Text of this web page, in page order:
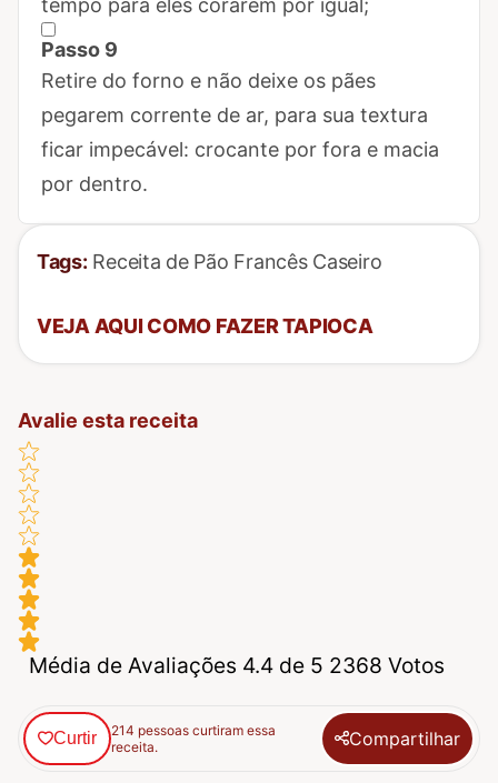
tempo para eles corarem por igual;
Passo 9
Marcar Passo 9 como concluído
Retire do forno e não deixe os pães
pegarem corrente de ar, para sua textura
ficar impecável: crocante por fora e macia
por dentro.
Tags: Receita de Pão Francês Caseiro
VEJA AQUI COMO FAZER TAPIOCA
Avalie esta receita
Média de Avaliações 4.4 de 5 2368 Votos
Curtir
214 pessoas curtiram essa
receita.
Compartilhar